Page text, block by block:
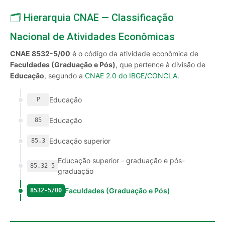
🗂️ Hierarquia CNAE — Classificação
Nacional de Atividades Econômicas
CNAE 8532-5/00 é o código da atividade econômica de
Faculdades (Graduação e Pós), que pertence à divisão de
Educação, segundo a CNAE 2.0 do IBGE/CONCLA.
P Educação
85 Educação
85.3 Educação superior
85.32-5
Educação superior - graduação e pós-
graduação
8532-5/00 Faculdades (Graduação e Pós)